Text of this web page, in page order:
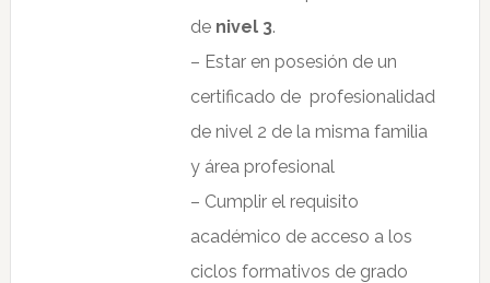
denivel 3.
– Estar en posesión de un
certificado de profesionalidad
de nivel 2 de la misma familia
y área profesional
– Cumplir el requisito
académico de acceso a los
ciclos formativos de grado